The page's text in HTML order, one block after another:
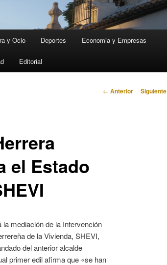
y Ocio Deportes Economia y Empresas
Editorial
Navegación
← Anterior Siguiente
el Estado
mediación de la Intervención
de la Vivienda, SHEVI,
del anterior alcalde
primer edil afirma que «se han